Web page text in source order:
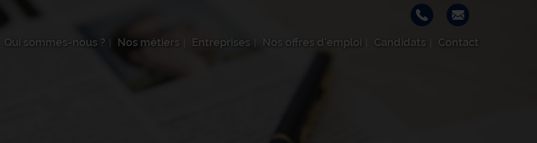
Qui sommes-nous ? Nos métiers Entreprises Nos offres d'emploi Candidats Contact